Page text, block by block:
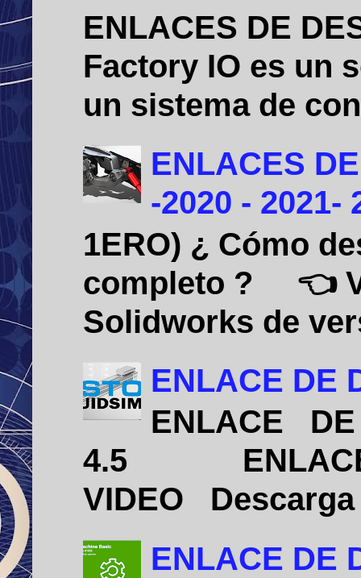
ENLACES DE
Factory IO es un
un sistema de
ENLACES
-2020 - 2021-
1ERO) ¿ Cómo
completo ? 👈
Solidworks de
ENLACE DE
ENLACE
4.5 ENLACE
VIDEO
ENLACE DE